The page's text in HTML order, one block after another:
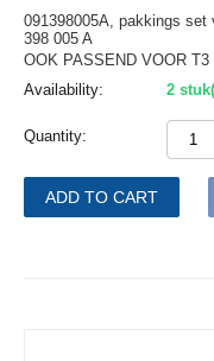
091398005A, pakkings set
398 005 A
OOK PASSEND VOOR
Availability:
2
Quantity:
ADD TO CART